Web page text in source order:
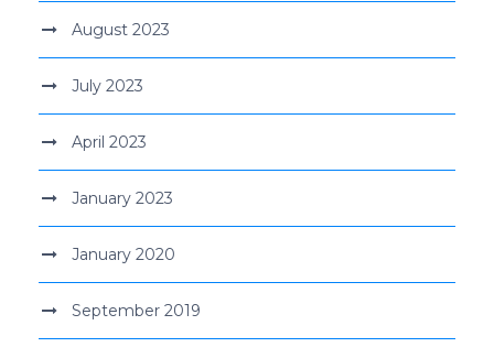
August 2023
July 2023
April 2023
January 2023
January 2020
September 2019